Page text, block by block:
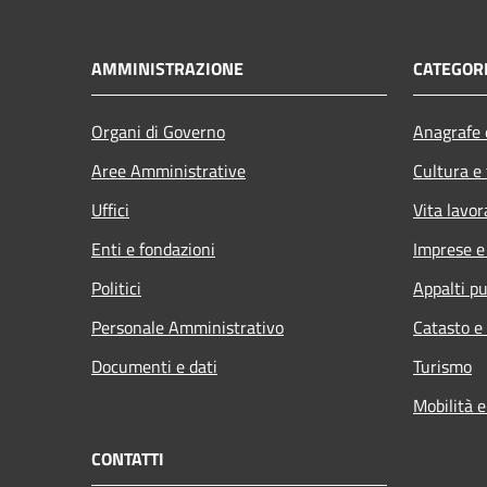
AMMINISTRAZIONE
Organi di Governo
Aree Amministrative
Uffici
Enti e fondazioni
Politici
Personale Amministrativo
Documenti e dati
Cultura
Vita
Imprese
Appalti
Catasto
Turismo
Mobilità
CONTATTI